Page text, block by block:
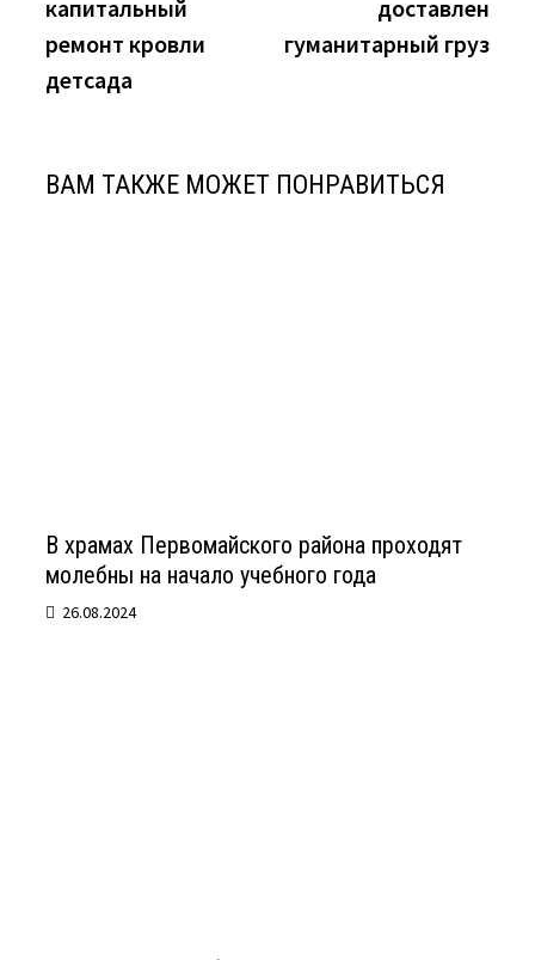
капитальный
ремонт кровли
детсада
доставлен
гуманитарный груз
ВАМ ТАКЖЕ МОЖЕТ ПОНРАВИТЬСЯ
В храмах Первомайского района проходят
молебны на начало учебного года
26.08.2024